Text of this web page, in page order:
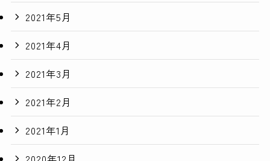
2021年5月
2021年4月
2021年3月
2021年2月
2021年1月